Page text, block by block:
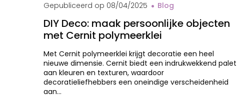
Gepubliceerd op 08/04/2025 Blog
DIY Deco: maak persoonlijke objecten
met Cernit polymeerklei
Met Cernit polymeerklei krijgt decoratie een heel
nieuwe dimensie. Cernit biedt een indrukwekkend palet
aan kleuren en texturen, waardoor
decoratieliefhebbers een oneindige verscheidenheid
aan…